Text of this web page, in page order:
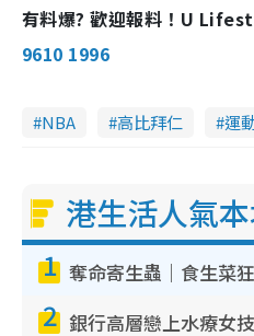
有料爆? 歡迎報料！U
9610 1996
NBA 高比拜仁 運
港生活人氣
1
2